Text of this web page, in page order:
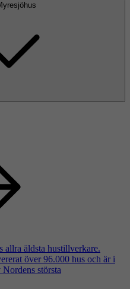
allra äldsta hustillverkare.
över 96.000 hus och är i
största